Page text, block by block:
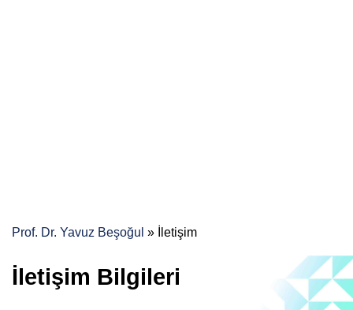
Prof. Dr. Yavuz Beşoğul » İletişim
İletişim Bilgileri